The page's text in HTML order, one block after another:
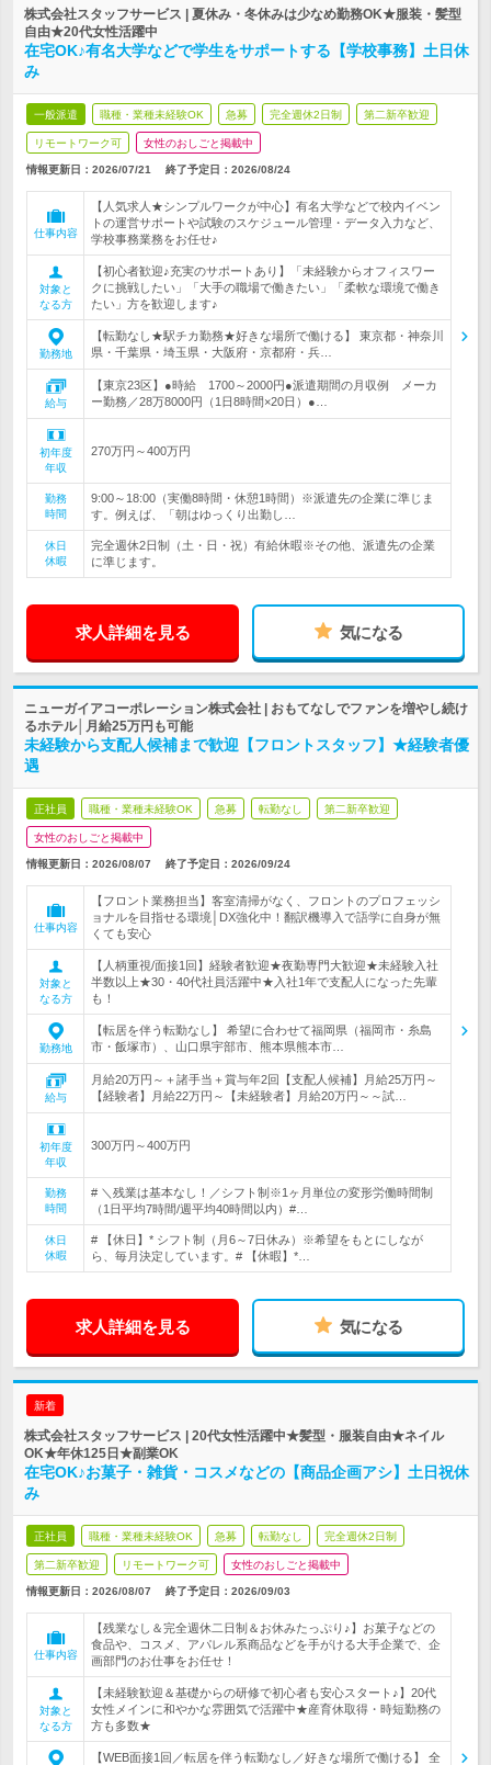
株式会社スタッフサービス | 夏休み・冬休みは少なめ勤務OK★服装・髪型
自由★20代女性活躍中
在宅OK♪有名大学などで学生をサポートする【学校事務】土日休
み
一般派遣 職種・業種未経験OK 急募 完全週休2日制 第二新卒歓迎
リモートワーク可 女性のおしごと掲載中
情報更新日：2026/07/21 終了予定日： 2026/08/24
仕事内容
【人気求人★シンプルワークが中心】有名大学などで校内イベン
トの運営サポートや試験のスケジュール管理・データ入力など、
学校事務業務をお任せ♪
対象と
なる方
【初心者歓迎♪充実のサポートあり】「未経験からオフィスワー
クに挑戦したい」「大手の職場で働きたい」「柔軟な環境で働き
たい」方を歓迎します♪
勤務地
【転勤なし★駅チカ勤務★好きな場所で働ける】 東京都・神奈川
県・千葉県・埼玉県・大阪府・京都府・兵…
給与
【東京23区】●時給 1700～2000円●派遣期間の月収例 メーカ
ー勤務／28万8000円（1日8時間×20日）●…
初年度
年収
270万円～400万円
勤務
時間
9:00～18:00（実働8時間・休憩1時間）※派遣先の企業に準じま
す。例えば、「朝はゆっくり出勤し…
休日
休暇
完全週休2日制（土・日・祝）有給休暇※その他、派遣先の企業
に準じます。
求人詳細を見る 気になる
ニューガイアコーポレーション株式会社 | おもてなしでファンを増やし続け
るホテル│月給25万円も可能
未経験から支配人候補まで歓迎【フロントスタッフ】★経験者優
遇
正社員 職種・業種未経験OK 急募 転勤なし 第二新卒歓迎
女性のおしごと掲載中
情報更新日：2026/08/07 終了予定日： 2026/09/24
仕事内容
【フロント業務担当】客室清掃がなく、フロントのプロフェッシ
ョナルを目指せる環境│DX強化中！翻訳機導入で語学に自身が無
くても安心
対象と
なる方
【人柄重視/面接1回】経験者歓迎★夜勤専門大歓迎★未経験入社
半数以上★30・40代社員活躍中★入社1年で支配人になった先輩
も！
勤務地
【転居を伴う転勤なし】 希望に合わせて福岡県（福岡市・糸島
市・飯塚市）、山口県宇部市、熊本県熊本市…
給与
月給20万円～＋諸手当＋賞与年2回【支配人候補】月給25万円～
【経験者】月給22万円～【未経験者】月給20万円～～試…
初年度
年収
300万円～400万円
勤務
時間
# ＼残業は基本なし！／シフト制※1ヶ月単位の変形労働時間制
（1日平均7時間/週平均40時間以内）#…
休日
休暇
# 【休日】* シフト制（月6～7日休み）※希望をもとにしなが
ら、毎月決定しています。# 【休暇】*…
求人詳細を見る 気になる
新着
株式会社スタッフサービス | 20代女性活躍中★髪型・服装自由★ネイル
OK★年休125日★副業OK
在宅OK♪お菓子・雑貨・コスメなどの【商品企画アシ】土日祝休
み
正社員 職種・業種未経験OK 急募 転勤なし 完全週休2日制
第二新卒歓迎 リモートワーク可 女性のおしごと掲載中
情報更新日：2026/08/07 終了予定日： 2026/09/03
仕事内容
【残業なし＆完全週休二日制＆お休みたっぷり♪】お菓子などの
食品や、コスメ、アパレル系商品などを手がける大手企業で、企
画部門のお仕事をお任せ！
対象と
なる方
【未経験歓迎＆基礎からの研修で初心者も安心スタート♪】20代
女性メインに和やかな雰囲気で活躍中★産育休取得・時短勤務の
方も多数★
【WEB面接1回／転居を伴う転勤なし／好きな場所で働ける】 全